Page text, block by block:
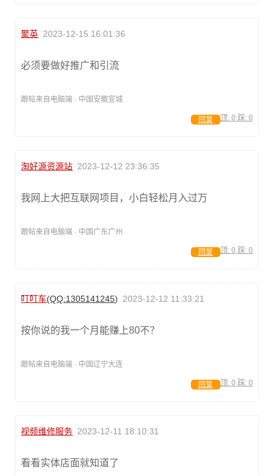
聚英 2023-12-15 16:01:36
必须要做好推广和引流
跟帖来自电脑端 · 中国安徽宣城
顶: 0 踩: 0
回复
淘好源资源站 2023-12-12 23:36:35
我网上大把互联网项目，小白轻松月入过万
跟帖来自电脑端 · 中国广东广州
顶: 0 踩: 0
回复
叮叮车(QQ:1305141245) 2023-12-12 11:33:21
按你说的我一个月能赚上80不？
跟帖来自电脑端 · 中国辽宁大连
顶: 0 踩: 0
回复
视频维修服务 2023-12-11 18:10:31
看看实体店面就知道了